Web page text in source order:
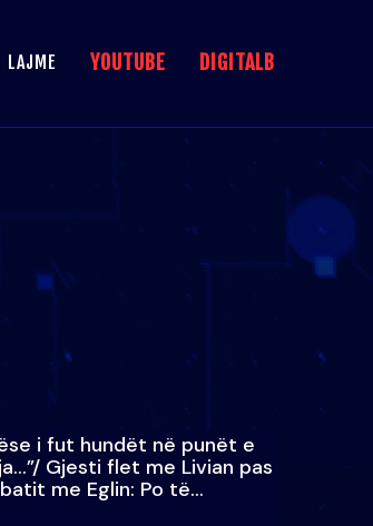
LAJME YOUTUBE DIGITALB
i fut hundët në punët e
Gjesti flet me Livian pas
me Eglin: Po të